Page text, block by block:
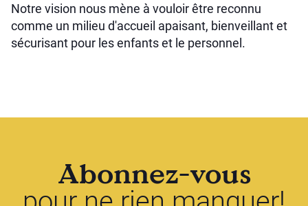
Notre vision nous mène à vouloir être reconnu
comme un milieu d'accueil apaisant, bienveillant et
sécurisant pour les enfants et le personnel.
Abonnez-vous